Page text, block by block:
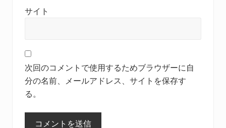
サイト
次回のコメントで使用するためブラウザーに自
分の名前、メールアドレス、サイトを保存す
る。